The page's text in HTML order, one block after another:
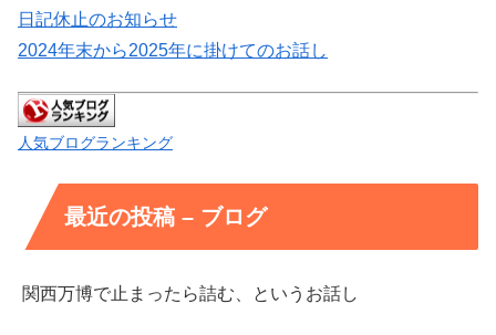
日記休止のお知らせ
2024年末から2025年に掛けてのお話し
人気ブログランキング
最近の投稿 – ブログ
関西万博で止まったら詰む、というお話し